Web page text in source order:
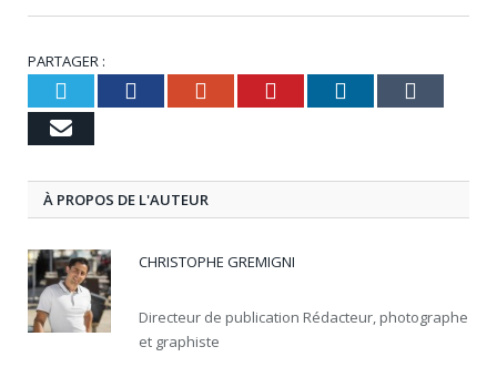
PARTAGER :
TwitterFacebookGoogle+Pinterest
LinkedIn
Email
À PROPOS DE L'AUTEUR
CHRISTOPHE GREMIGNI
Directeur de publication Rédacteur, photographe
et graphiste